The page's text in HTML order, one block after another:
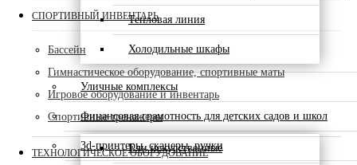
Тепловая линия
Холодильные шкафы
Уличные комплексы
Финансовая грамотность для детских садов и школ
3d-принтеры, сканеры, ручки
Ели искусственные
СПОРТИВНЫЙ ИНВЕНТАРЬ
Бассейн
Гимнастическое оборудование, спортивные маты
Игровое оборудование и инвентарь
Спортивные тренажеры
ТЕХНОЛОГИЧЕСКОЕ ОБОРУДОВАНИЕ